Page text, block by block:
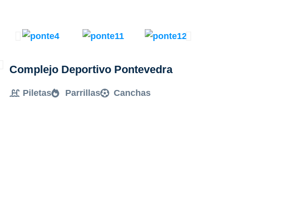
Complejo Deportivo Pontevedra
Piletas Parrillas Canchas